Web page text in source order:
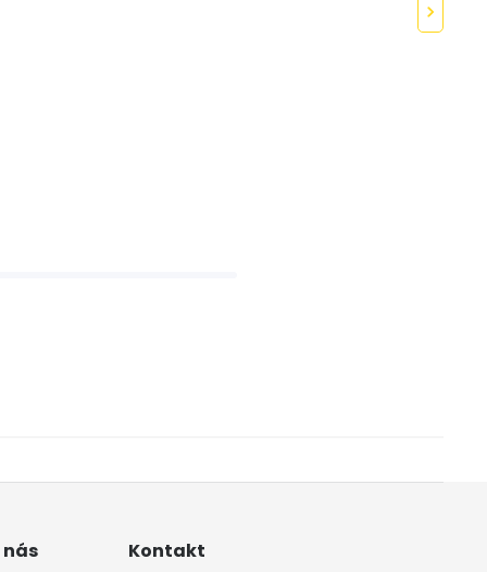
Kontakt